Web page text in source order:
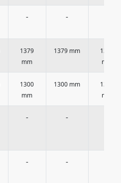
- -
1379
mm
1379 mm
1390
mm
1300
mm
1300 mm
1300
mm
- -
- -